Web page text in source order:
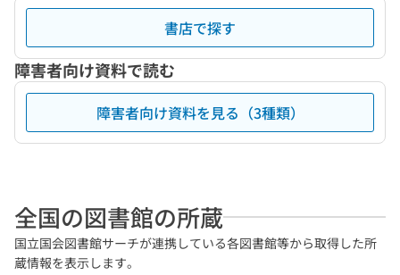
書店で探す
障害者向け資料で読む
障害者向け資料を見る（3種類）
全国の図書館の所蔵
国立国会図書館サーチが連携している各図書館等から取得した所
蔵情報を表示します。